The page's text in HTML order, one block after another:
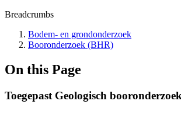
Breadcrumbs
Bodem- en grondonderzoek
Booronderzoek (BHR)
On this Page
Toegepast Geologisch booronderzoek